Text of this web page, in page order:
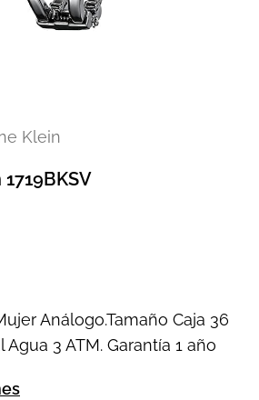
Klein
Análogo.Tamaño Caja 36
3 ATM. Garantía 1 año